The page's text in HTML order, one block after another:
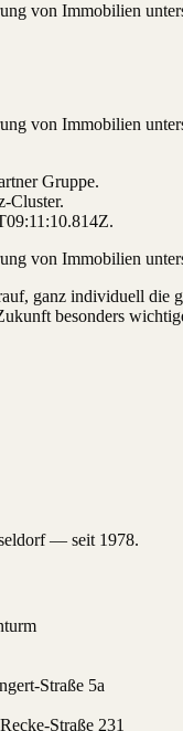
von Immobilien
von Immobilien
Gruppe.
Cluster.
.
von Immobilien
ganz individuell die
besonders
— seit 1978.
Straße 5a
Straße 231